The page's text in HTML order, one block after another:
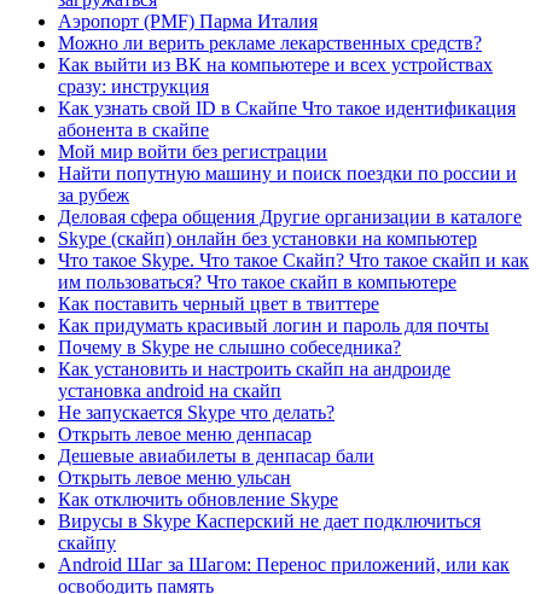
Аэропорт (PMF) Парма Италия
Можно ли верить рекламе лекарственных средств?
Как выйти из ВК на компьютере и всех устройствах
сразу: инструкция
Как узнать свой ID в Скайпе Что такое идентификация
абонента в скайпе
Мой мир войти без регистрации
Найти попутную машину и поиск поездки по россии и
за рубеж
Деловая сфера общения Другие организации в каталоге
Skype (скайп) онлайн без установки на компьютер
Что такое Skype. Что такое Скайп? Что такое скайп и как
им пользоваться? Что такое скайп в компьютере
Как поставить черный цвет в твиттере
Как придумать красивый логин и пароль для почты
Почему в Skype не слышно собеседника?
Как установить и настроить скайп на андроиде
установка android на скайп
Не запускается Skype что делать?
Открыть левое меню денпасар
Дешевые авиабилеты в денпасар бали
Открыть левое меню ульсан
Как отключить обновление Skype
Вирусы в Skype Касперский не дает подключиться
скайпу
Android Шаг за Шагом: Перенос приложений, или как
освободить память